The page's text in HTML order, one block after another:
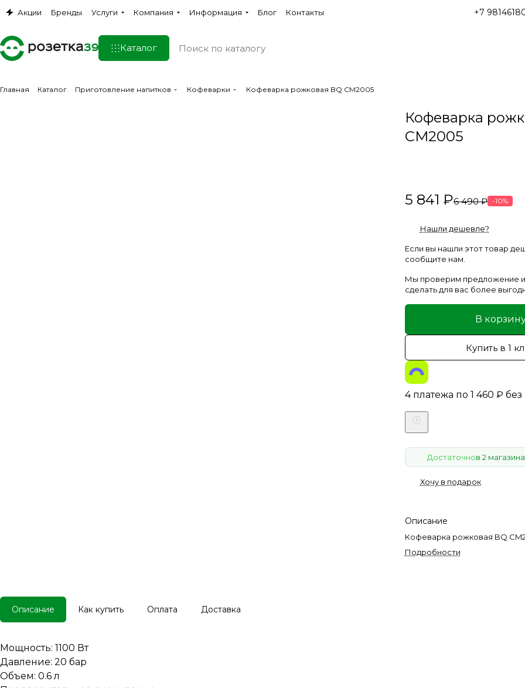
Акции Бренды Услуги Компания Информация Блог Контакты +7
Каталог
Главная Каталог Приготовление напитков Кофеварки Кофеварка рожковая BQ CM2005
Кофеварка
CM2005
5 841 ₽6 490 ₽ -10%
Нашли дешевле?
Если вы нашли этот товар
сообщите нам.
Мы проверим предложение
сделать для вас более
В
Купить в 1
4 платежа по 1 460 ₽ без
Достаточнов 2
Хочу в подарок
Описание
Кофеварка рожковая BQ
Подробности
Описание Как купить Оплата Доставка
Мощность: 1100 Вт
Давление: 20 бар
Объем: 0.6 л